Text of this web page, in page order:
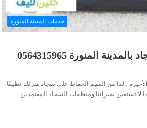
خدمات المدينة المنورة
شركة تنظيف سجاد بالمدينة المنورة 0564315965
، لذا من المهم الحفاظ على سجاد منزلك نظيفًا
لا تستعين بخبرائنا ومنظفات السجاد المعتمدين